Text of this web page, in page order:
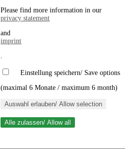
Please find more information in our
privacy statement
and
imprint
.
Einstellung speichern/ Save options
(maximal 6 Monate / maximum 6 month)
Auswahl erlauben/ Allow selection
Alle zulassen/ Allow all